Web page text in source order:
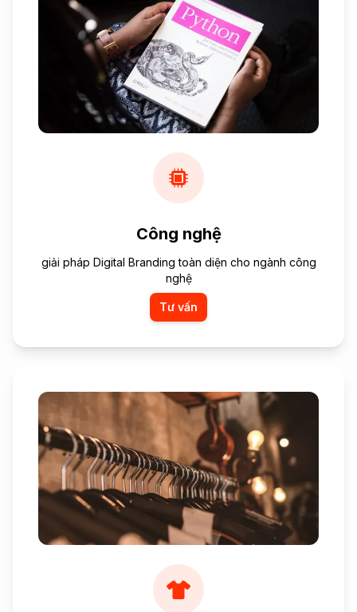
Công nghệ
giải pháp Digital Branding toàn diện cho ngành công
nghệ
Tư vấn